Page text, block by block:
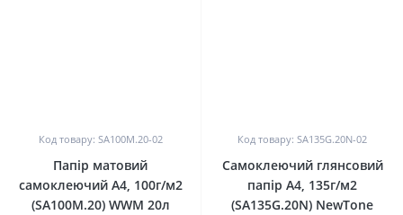
Код товару: SA100M.20-02
Папір матовий
самоклеючий A4, 100г/м2
(SA100M.20) WWM 20л
Код товару: SA135G.20N-02
Самоклеючий глянсовий
папір A4, 135г/м2
(SA135G.20N) NewTone